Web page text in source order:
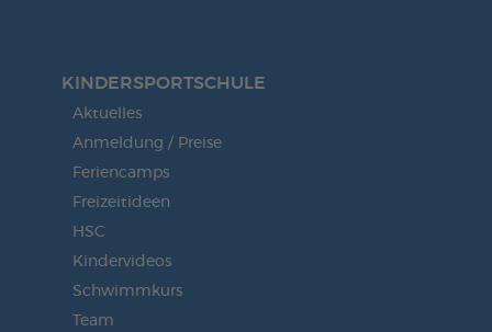
KINDERSPORT­SCHULE
Aktuelles
Anmeldung / Preise
Feriencamps
Freizeitideen
HSC
Kindervideos
Schwimmkurs
Team